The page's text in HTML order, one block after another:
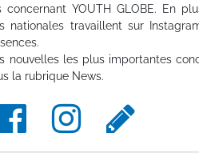
concernant YOUTH GLOBE. En
nationales travaillent sur
nouvelles les plus importantes
la rubrique News.